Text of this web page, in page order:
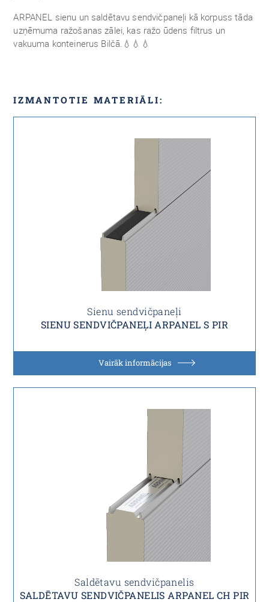
ARPANEL sienu un saldētavu sendvičpaneļi kā korpuss tāda
uzņēmuma ražošanas zālei, kas ražo ūdens filtrus un
vakuuma konteinerus Bilčā.💧💧💧
IZMANTOTIE MATERIĀLI:
Sienu sendvičpaneļi
SIENU SENDVIČPANEĻI ARPANEL S PIR
Vairāk informācijas
Saldētavu sendvičpanelis
SALDĒTAVU SENDVIČPANELIS ARPANEL CH PIR